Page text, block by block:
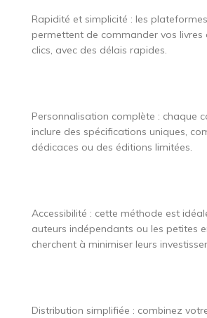
Rapidité et simplicité : les
permettent de commander vos livres
clics, avec des délais rapides.
Personnalisation complète : chaque
inclure des spécifications uniques,
dédicaces ou des éditions limitées.
Accessibilité : cette méthode est
auteurs indépendants ou les petites
cherchent à minimiser leurs
Distribution simplifiée : combinez